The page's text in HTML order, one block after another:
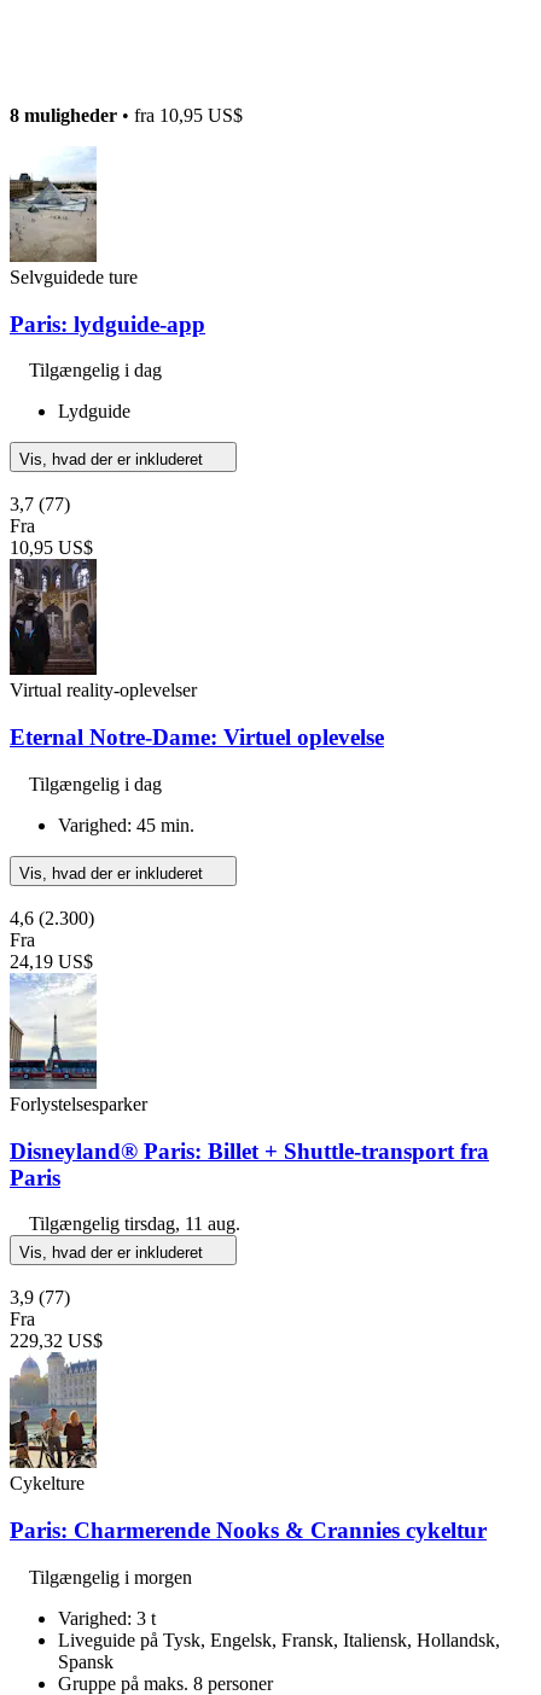
8 muligheder • fra 10,95 US$
Selvguidede ture
Paris: lydguide-app
Tilgængelig i dag
Lydguide
Vis, hvad der er inkluderet
3,7 (77)
Fra
10,95 US$
Virtual reality-oplevelser
Eternal Notre-Dame: Virtuel oplevelse
Tilgængelig i dag
Varighed: 45 min.
Vis, hvad der er inkluderet
4,6 (2.300)
Fra
24,19 US$
Forlystelsesparker
Disneyland® Paris: Billet + Shuttle-transport fra
Paris
Tilgængelig tirsdag, 11 aug.
Vis, hvad der er inkluderet
3,9 (77)
Fra
229,32 US$
Cykelture
Paris: Charmerende Nooks & Crannies cykeltur
Tilgængelig i morgen
Varighed: 3 t
Liveguide på Tysk, Engelsk, Fransk, Italiensk, Hollandsk,
Spansk
Gruppe på maks. 8 personer